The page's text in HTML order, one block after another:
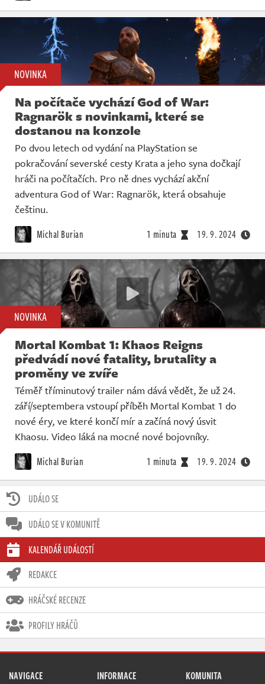
UDÁLO SE
UDÁLO SE V KOMUNITĚ
KALENDÁŘ UDÁLOSTÍ
REDAKCE
HRÁČSKÉ RECENZE
PROFILY HRÁČŮ
NOVINKA
Na počítače vychází God of War:
Ragnarök s novinkami, které se
dostanou na konzole
Po dvou letech od vydání na PlayStation se
pokračování severské cesty Krata a jeho syna dočkají
hráči na počítačích. Pro ně dnes vychází akční
adventura God of War: Ragnarök, která obsahuje
češtinu.
Michal Burian 1 minuta 19. 9. 2024
NOVINKA
Mortal Kombat 1: Khaos Reigns
předvádí nové fatality, brutality a
proměny ve zvíře
Téměř tříminutový trailer nám dává vědět, že už 24.
září/septembera vstoupí příběh Mortal Kombat 1 do
nové éry, ve které končí mír a začíná nový úsvit
Khaosu. Video láká na mocné nové bojovníky.
Michal Burian 1 minuta 19. 9. 2024
NAVIGACE INFORMACE KOMUNITA